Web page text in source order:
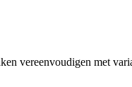
vereenvoudigen met